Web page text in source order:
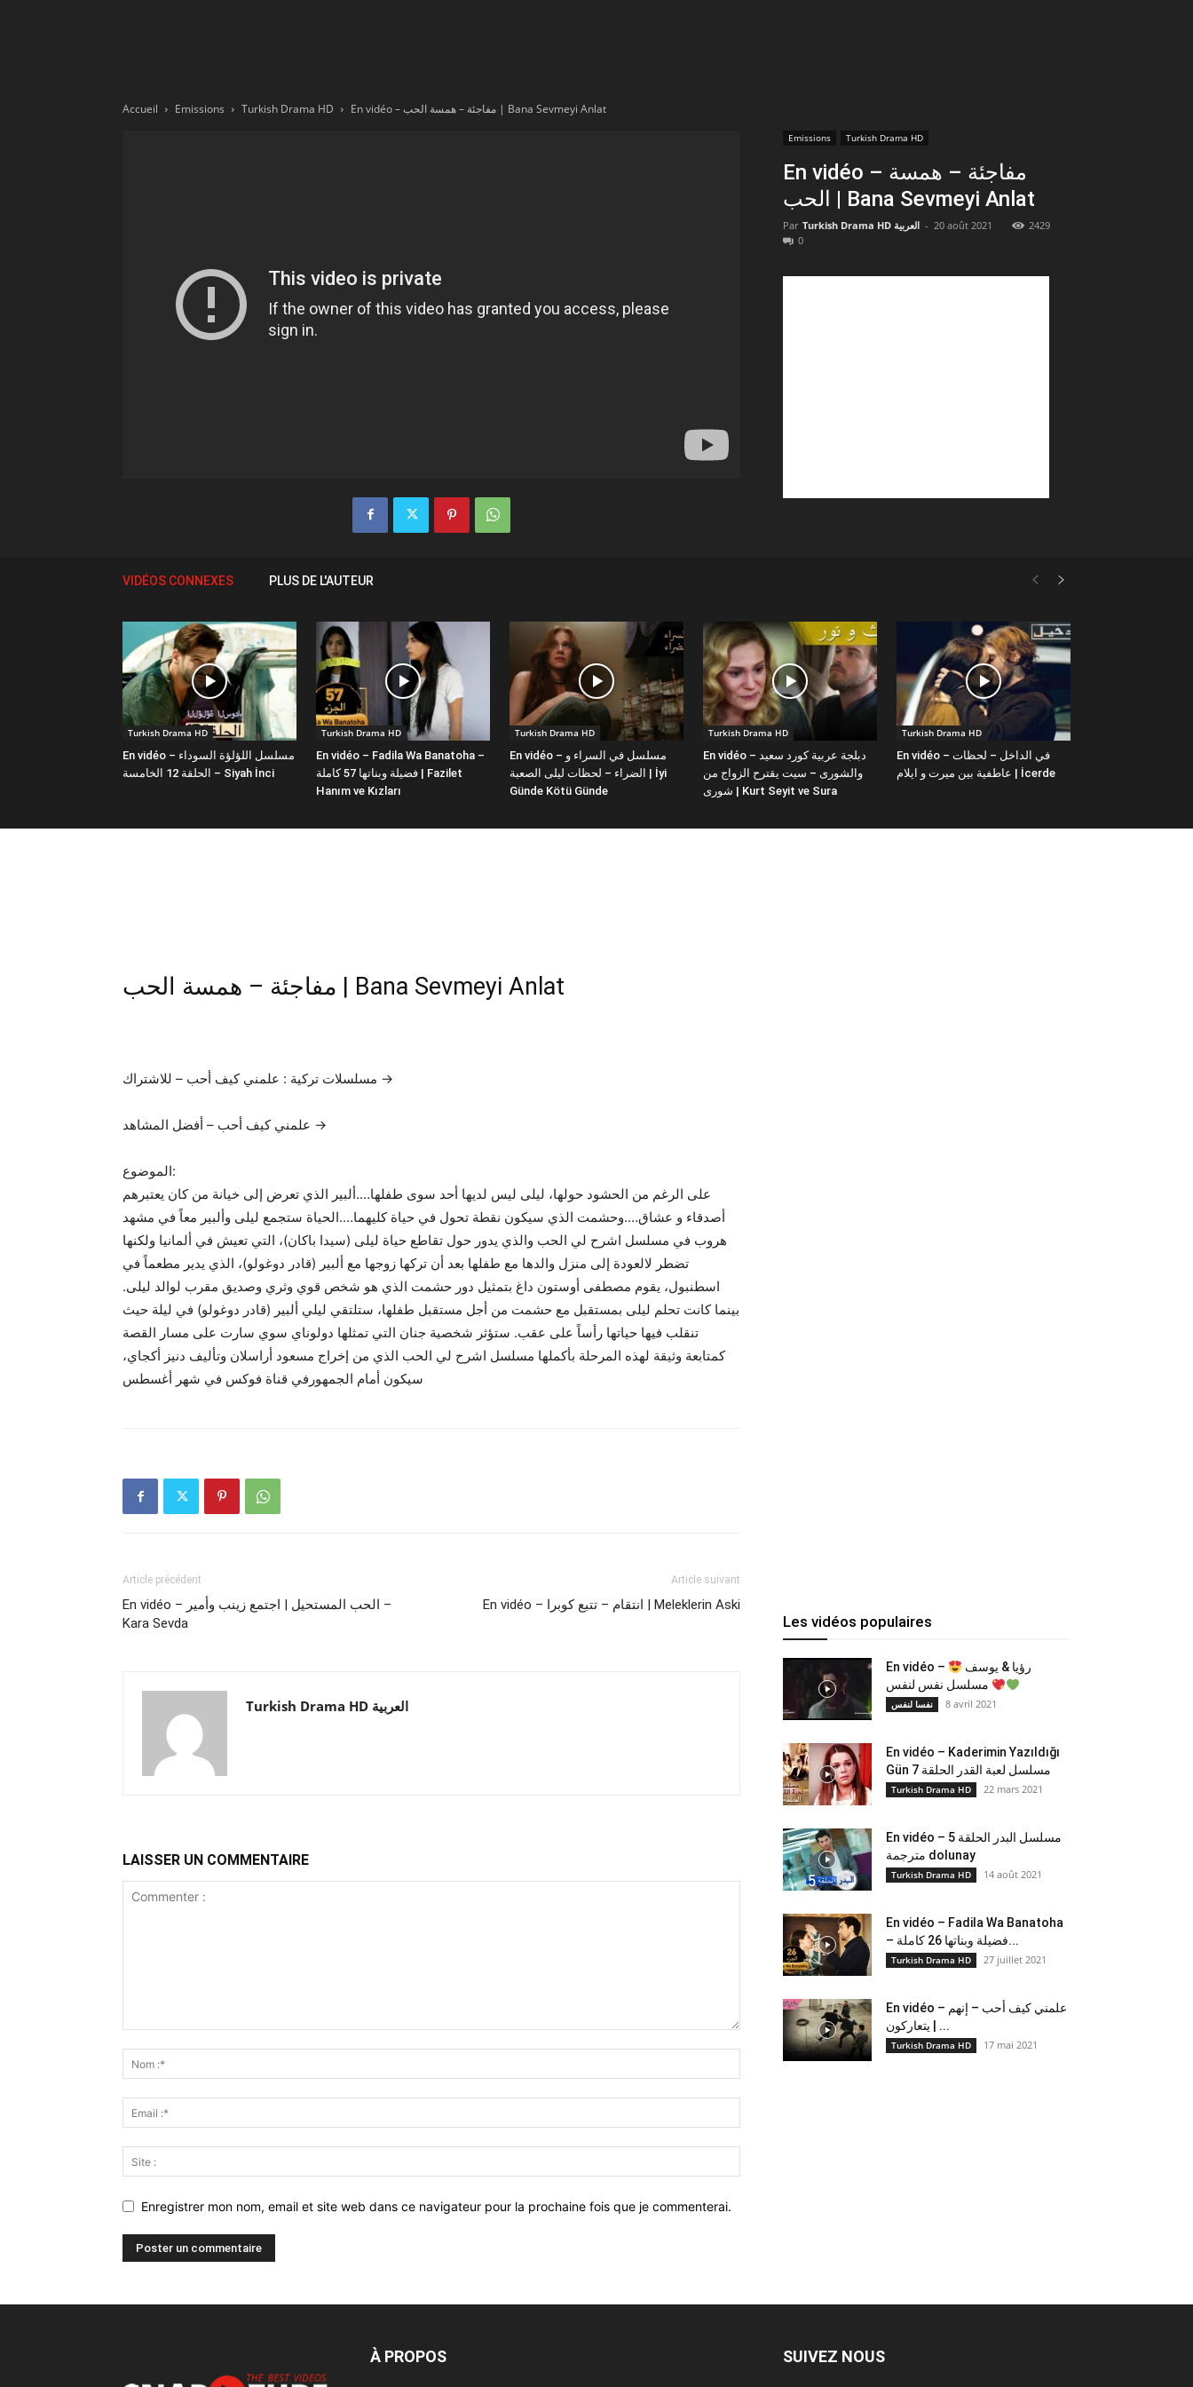
Accueil Emissions Turkish Drama HD En vidéo – مفاجئة – همسة الحب ​| Bana Sevmeyi Anlat
Emissions Turkish Drama HD
En vidéo – مفاجئة – همسة
الحب ​| Bana Sevmeyi Anlat
Par Turkish Drama HD العربية - 20 août 2021
2429
0
VIDÉOS CONNEXES PLUS DE L'AUTEUR
Turkish Drama HD
En vidéo – مسلسل اللؤلؤة السوداء
الحلقة 12 الخامسة – Siyah İnci
Turkish Drama HD
En vidéo – Fadila Wa Banatoha –
فضيلة وبناتها 57 كاملة | Fazilet
Hanım ve Kızları
Turkish Drama HD
En vidéo – مسلسل في السراء و
الضراء – لحظات ليلى الصعبة | İyi
Günde Kötü Günde
Turkish Drama HD
En vidéo – دبلجة عربية كورد سعيد
والشورى – سيت يقترح الزواج من
شورى | Kurt Seyit ve Sura
Turkish Drama HD
En vidéo – في الداخل – لحظات
عاطفية بين ميرت و ايلام | İcerde
مفاجئة – همسة الحب ​| Bana Sevmeyi Anlat
مسلسلات تركية : علمني كيف أحب – للاشتراك →
علمني كيف أحب – أفضل المشاهد →
الموضوع:
على الرغم من الحشود حولها، ليلى ليس لديها أحد سوى طفلها….ألبير الذي تعرض إلى خيانة من كان يعتبرهم
أصدقاء و عشاق….وحشمت الذي سيكون نقطة تحول في حياة كليهما….الحياة ستجمع ليلى وألبير معاً في مشهد
هروب في مسلسل اشرح لي الحب والذي يدور حول تقاطع حياة ليلى (سيدا باكان)، التي تعيش في ألمانيا ولكنها
تضطر لالعودة إلى منزل والدها مع طفلها بعد أن تركها زوجها مع ألبير (قادر دوغولو)، الذي يدير مطعماً في
اسطنبول، يقوم مصطفى أوستون داغ بتمثيل دور حشمت الذي هو شخص قوي وثري وصديق مقرب لوالد ليلى.
بينما كانت تحلم ليلى بمستقبل مع حشمت من أجل مستقبل طفلها، ستلتقي ليلي ألبير (قادر دوغولو) في ليلة حيث
تنقلب فيها حياتها رأساً على عقب. ستؤثر شخصية جنان التي تمثلها دولوناي سوي سارت على مسار القصة
كمتابعة وثيقة لهذه المرحلة بأكملها مسلسل اشرح لي الحب الذي من إخراج مسعود أراسلان وتأليف دنيز أكجاي،
سيكون أمام الجمهورفي قناة فوكس في شهر أغسطس
Article précédent
En vidéo – الحب المستحيل | اجتمع زينب وأمير –
Kara Sevda
Article suivant
En vidéo – انتقام – تتبع كوبرا | Meleklerin Aski
Turkish Drama HD العربية
LAISSER UN COMMENTAIRE
Enregistrer mon nom, email et site web dans ce navigateur pour la prochaine fois que je commenterai.
Les vidéos populaires
En vidéo –
نفسا لنفس 8 avril 2021
En vidéo – Kaderimin Yazıldığı
Gün مسلسل لعبة القدر الحلقة 7
Turkish Drama HD 22 mars 2021
En vidéo – مسلسل البدر الحلقة 5
مترجمة dolunay
Turkish Drama HD 14 août 2021
En vidéo – Fadila Wa Banatoha
– فضيلة وبناتها 26 كاملة...
Turkish Drama HD 27 juillet 2021
En vidéo – علمني كيف أحب – إنهم
يتعاركون ​| ...
Turkish Drama HD 17 mai 2021
À PROPOS SUIVEZ NOUS